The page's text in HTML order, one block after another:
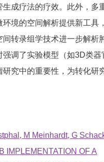
生成疗法的疗效。此外，多
环境的空间解析提供新工具
间转录组学技术进一步解析
强调了实验模型（如3D类器
研究中的重要性，为转化研
M Meinhardt, G
IMPLEMENTATION OF A